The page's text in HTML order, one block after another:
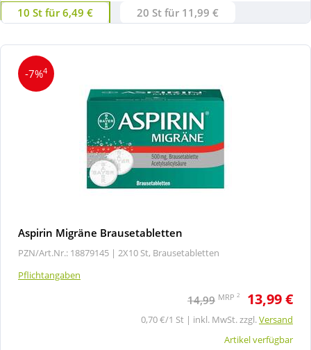
10 St für 6,49 € 20 St für 11,99 €
-7%4
Aspirin Migräne Brausetabletten
PZN/Art.Nr.: 18879145 | 2X10 St, Brausetabletten
Pflichtangaben
14,99 MRP 2 13,99 €
0,70 €/1 St | inkl. MwSt. zzgl.Versand
Artikel verfügbar